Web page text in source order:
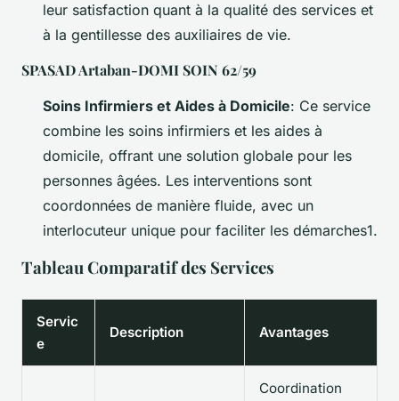
leur satisfaction quant à la qualité des services et
à la gentillesse des auxiliaires de vie.
SPASAD Artaban-DOMI SOIN 62/59
Soins Infirmiers et Aides à Domicile: Ce service
combine les soins infirmiers et les aides à
domicile, offrant une solution globale pour les
personnes âgées. Les interventions sont
coordonnées de manière fluide, avec un
interlocuteur unique pour faciliter les démarches1.
Tableau Comparatif des Services
Servic
e
Description Avantages
Coordination